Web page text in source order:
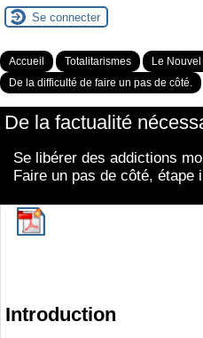
Se connecter
Accueil Totalitarismes
Le
De la difficulté de faire un pas de côté.
De la factualité
Se libérer des addictions
Faire un pas de côté, étape
Introduction